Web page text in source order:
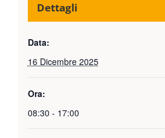
Dettagli
Data:
16 Dicembre 2025
Ora:
08:30 - 17:00